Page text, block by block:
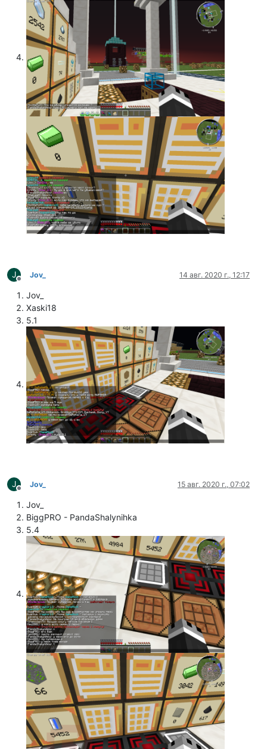
J
Не в сети
Jov_ 14 авг. 2020 г., 12:17
Jov_
Xaski18
5.1
J
Не в сети
Jov_ 15 авг. 2020 г., 07:02
Jov_
BiggPRO - PandaShalynihka
5.4